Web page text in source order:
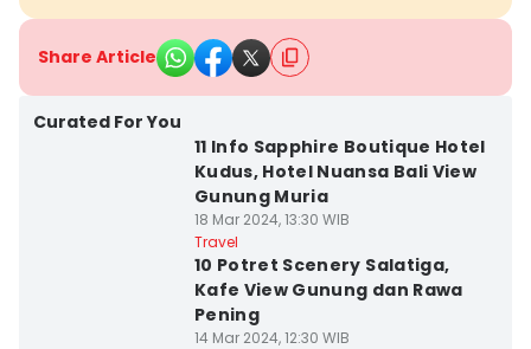
Share Article
Curated For You
11 Info Sapphire Boutique Hotel
Kudus, Hotel Nuansa Bali View
Gunung Muria
18 Mar 2024, 13:30 WIB
Travel
10 Potret Scenery Salatiga,
Kafe View Gunung dan Rawa
Pening
14 Mar 2024, 12:30 WIB